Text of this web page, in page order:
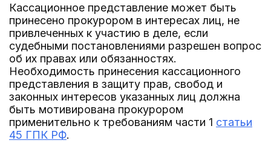
Кассационное представление может быть
принесено прокурором в интересах лиц, не
привлеченных к участию в деле, если
судебными постановлениями разрешен вопрос
об их правах или обязанностях.
Необходимость принесения кассационного
представления в защиту прав, свобод и
законных интересов указанных лиц должна
быть мотивирована прокурором
применительно к требованиям части 1 статьи
45 ГПК РФ.